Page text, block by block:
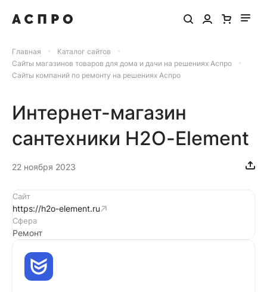
Главная
Каталог сайтов
Сайты магазинов товаров для дома и дачи на решениях Аспро
Сайты компаний по ремонту на решениях Аспро
Интернет-магазин
сантехники H2O-Element
22 ноября 2023
Сайт
https://h2o-element.ru
Сфера
Ремонт